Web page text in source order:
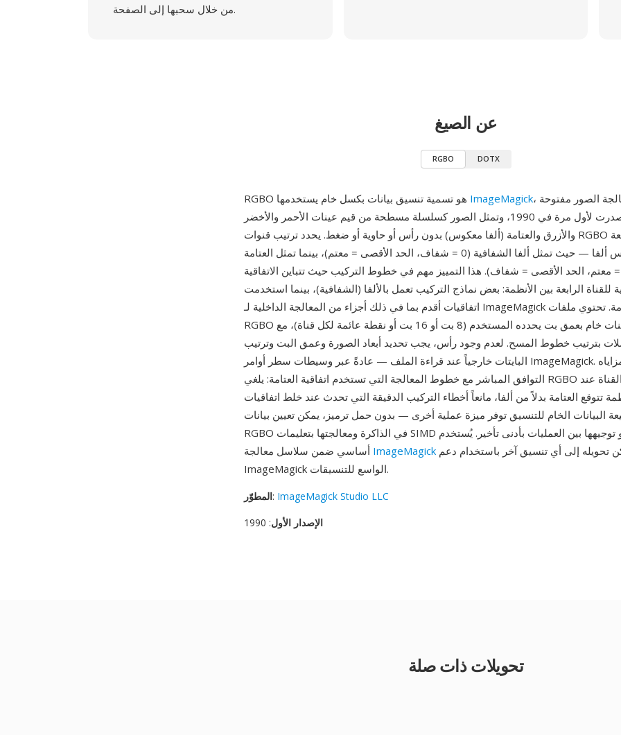
من خلال سحبها إلى الصفحة.
عن الصيغ
RGBO DOTX
ImageMagick، حزمة معالجة الصور مفتوحة
المصدر التي صدرت لأول مرة في 1990، وتمثل الصور كسلسلة مسطحة من قيم عينات الأحمر والأخضر
والأزرق والعتامة (ألفا معكوس) بدون رأس أو حاوية أو ضغط. يحدد ترتيب قنوات RGBO أن القناة الرابعة
هي العتامة وليس ألفا — حيث تمثل ألفا الشفافية (0 = شفاف، الحد الأقصى = معتم)، بينما تمثل العتامة
العكس (0 = معتم، الحد الأقصى = شفاف). هذا التمييز مهم في خطوط التركيب حيث تتباين الاتفاقية
للقناة الرابعة بين الأنظمة: بعض نماذج التركيب تعمل بالألفا (الشفافية)، بينما استخدمت
اتفاقيات أقدم بما في ذلك أجزاء من المعالجة الداخلية لـ ImageMagick تاريخياً العتامة. تحتوي ملفات
RGBO على بيانات عينات خام بعمق بت يحدده المستخدم (8 بت أو 16 بت أو نقطة عائمة لكل قناة)، مع
بترتيب خطوط المسح. لعدم وجود رأس، يجب تحديد أبعاد الصورة وعمق البت وترتيب
البايتات خارجياً عند قراءة الملف — عادةً عبر وسيطات سطر أوامر ImageMagick. من أبرز مزاياه
التوافق المباشر مع خطوط المعالجة التي تستخدم اتفاقية العتامة: يلغي RGBO الحاجة لعكس القناة عند
تتوقع العتامة بدلاً من ألفا، مانعاً أخطاء التركيب الدقيقة التي تحدث عند خلط اتفاقيات
البيانات الخام للتنسيق توفر ميزة عملية أخرى — بدون حمل ترميز، يمكن تعيين بيانات
RGBO في الذاكرة ومعالجتها بتعليمات SIMD أو توجيهها بين العمليات بأدنى تأخير. يُستخدم RGBO بشكل
ImageMagick
ImageMagick الواسع للتنسيقات.
المطوّر: ImageMagick Studio LLC
الإصدار الأول: 1990
تحويلات ذات صلة